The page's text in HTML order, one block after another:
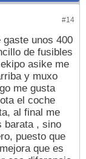
#14
gaste unos 400
de fusibles
asike me
y muxo
me gusta
el coche
al final me
barata , sino
puesto que
que es